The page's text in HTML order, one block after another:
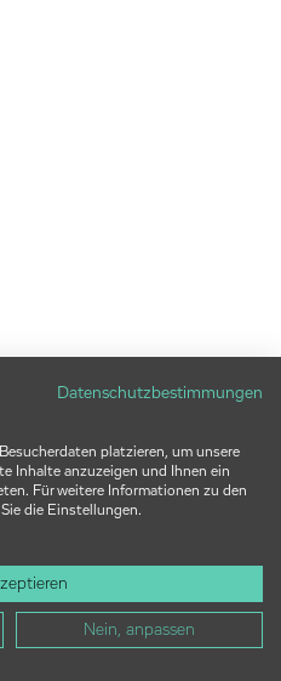
Datenschutzbestimmungen
platzieren, um unsere
Inhalte anzuzeigen und Ihnen ein
Für weitere Informationen zu den
die Einstellungen.
Nein, anpassen